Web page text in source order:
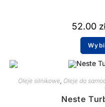
52.00
Oleje silnikowe, Oleje do
Neste